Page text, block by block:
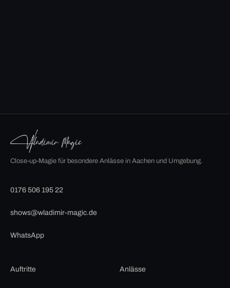
Close-up-Magie für besondere Anlässe in Aachen und Umgebung.
0176 506 195 22
shows@wladimir-magic.de
WhatsApp
Auftritte Anlässe